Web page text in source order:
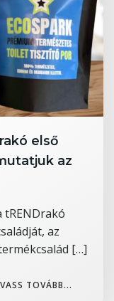
első
az
tRENDrakó
az
[…]
TOVÁBB...